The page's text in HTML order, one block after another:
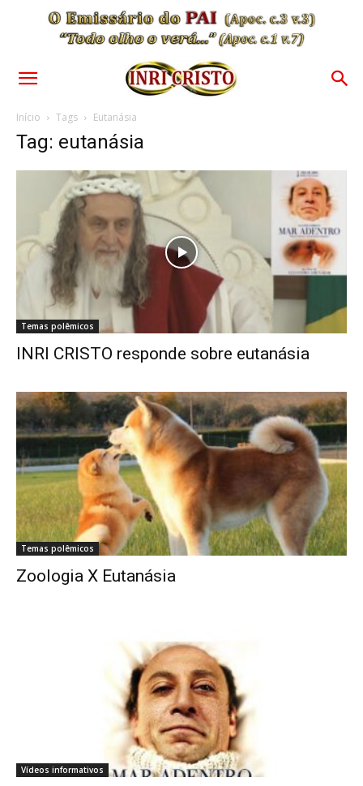
Início Tags Eutanásia
Tag: eutanásia
Temas polêmicos
INRI CRISTO responde sobre eutanásia
Temas polêmicos
Zoologia X Eutanásia
Vídeos informativos